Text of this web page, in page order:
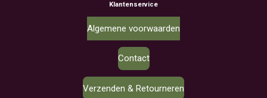
Klantenservice
Algemene voorwaarden
Contact
Verzenden & Retourneren